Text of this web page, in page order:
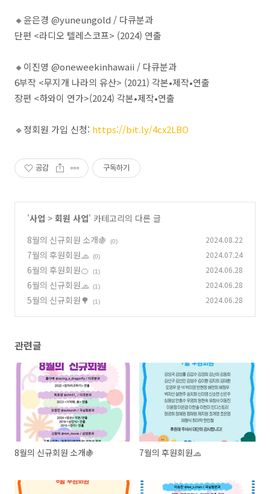
🔸윤은경 @yuneungold / 다큐분과
단편 <라디오 텔레스코프> (2024) 연출
🔸이진영 @oneweekinhawaii / 다큐분과
6부작 <무지개 나라의 유산> (2021) 각본•제작•연출
장편 <하와이 연가>(2024) 각본•제작•연출
🔹정회원 가입 신청: https://bit.ly/4cx2LBO
공감 구독하기
'사업 > 회원 사업' 카테고리의 다른 글
8월의 신규회원 소개🍇
(0) 2024.08.22
7월의 후원회원🧢 (0) 2024.07.24
6월의 후원회원🍊 (1) 2024.06.28
6월의 신규회원🧢 (1) 2024.06.28
5월의 신규회원🌳 (1) 2024.06.28
관련글
8월의 신규회원 소개🍇 7월의 후원회원🧢